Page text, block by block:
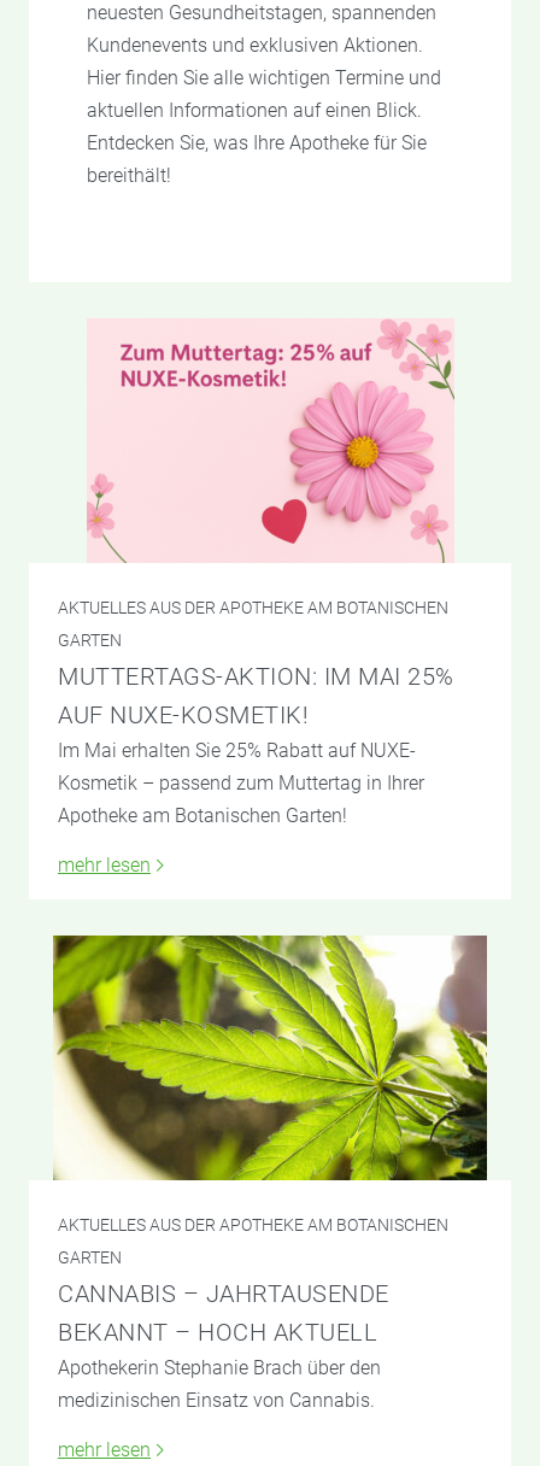
neuesten Gesundheitstagen, spannenden
Kundenevents und exklusiven Aktionen.
Hier finden Sie alle wichtigen Termine und
aktuellen Informationen auf einen Blick.
Entdecken Sie, was Ihre Apotheke für Sie
bereithält!
AKTUELLES AUS DER APOTHEKE AM BOTANISCHEN
GARTEN
MUTTERTAGS-AKTION: IM MAI 25%
AUF NUXE-KOSMETIK!
Im Mai erhalten Sie 25% Rabatt auf NUXE-
Kosmetik – passend zum Muttertag in Ihrer
Apotheke am Botanischen Garten!
mehr lesen
AKTUELLES AUS DER APOTHEKE AM BOTANISCHEN
GARTEN
CANNABIS – JAHRTAUSENDE
BEKANNT – HOCH AKTUELL
Apothekerin Stephanie Brach über den
medizinischen Einsatz von Cannabis.
mehr lesen